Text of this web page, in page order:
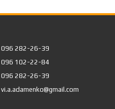
096 282-26-39
096 102-22-84
096 282-26-39
vi.a.adamenko@gmail.com